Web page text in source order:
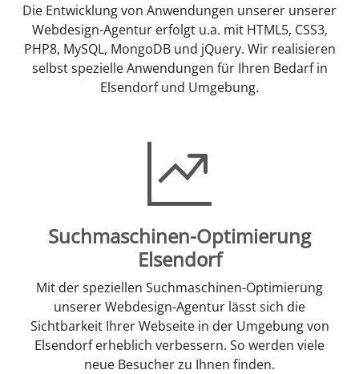
Die Entwicklung von Anwendungen unserer unserer
Webdesign-Agentur erfolgt u.a. mit HTML5, CSS3,
PHP8, MySQL, MongoDB und jQuery. Wir realisieren
selbst spezielle Anwendungen für Ihren Bedarf in
Elsendorf und Umgebung.
Suchmaschinen-Optimierung
Elsendorf
Mit der speziellen Suchmaschinen-Optimierung
unserer Webdesign-Agentur lässt sich die
Sichtbarkeit Ihrer Webseite in der Umgebung von
Elsendorf erheblich verbessern. So werden viele
neue Besucher zu Ihnen finden.